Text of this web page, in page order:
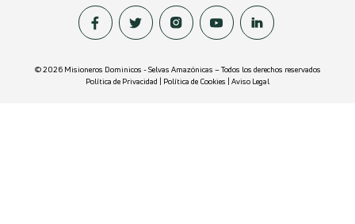
© 2026 Misioneros Dominicos - Selvas Amazónicas – Todos los derechos reservados
Política de Privacidad | Política de Cookies | Aviso Legal